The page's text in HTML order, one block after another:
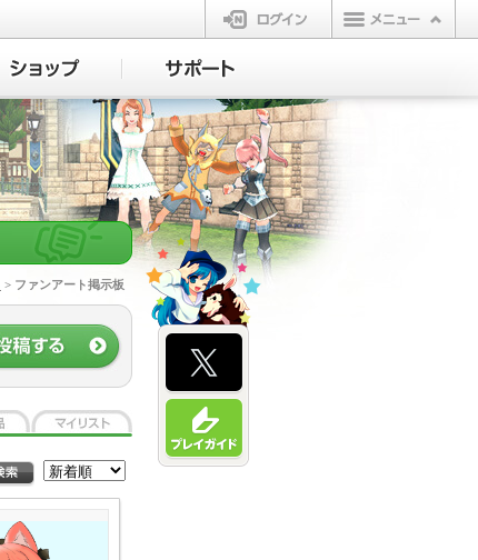
ログイン
> ファンアート掲示板